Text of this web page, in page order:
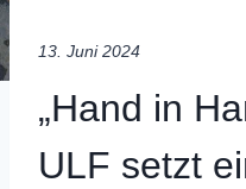
13. Juni 2024
„Hand in
ULF setzt